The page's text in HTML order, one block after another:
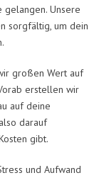
gelangen. Unsere
sorgfältig, um dein
großen Wert auf
erstellen wir
auf deine
darauf
gibt.
und Aufwand